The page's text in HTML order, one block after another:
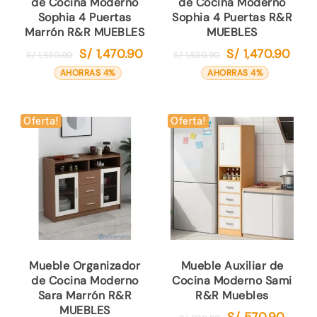
Sophia 4 Puertas
Marrón R&R MUEBLES
S/1,530.90
El
precio
S/ 1,530.90.
S/ 1,470.90El
S/ 1,470.90.
AHORRAS 4%
Sophia 4 Puertas R&R
MUEBLES
S/1,530.90
El
precio
S/ 1,530.90.
S/ 1,470.90El
S/
AHORRAS 4%
Oferta!
Mueble Organizador
de Cocina Moderno
Sara Marrón R&R
MUEBLES
Oferta!
Mueble Auxiliar de
Cocina Moderno Sami
R&R Muebles